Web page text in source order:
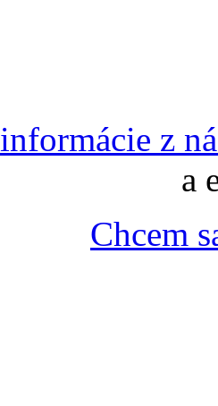
informácie z
a
Chcem